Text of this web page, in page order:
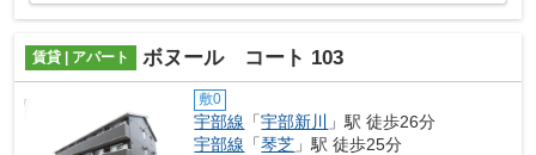
賃貸 | アパート ボヌール コート 103
敷0
宇部線 「宇部新川
」駅 徒歩26分
宇部線 「琴芝 」駅 徒歩25分